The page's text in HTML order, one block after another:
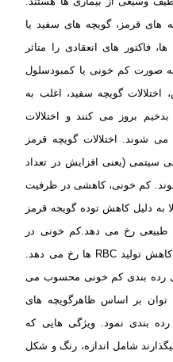
های قرمز، گویچه های سفید یا
فاکتور های انعقادی را متاثر
به صورت کم خونی یا کمبودسلول
گویچه سفید، اغلب به
بروز می کنند و اختلالات
شوند. اختلالات گویچه قرمز
سیتمی (یعنی افزایش در تعداد
کم خونی، کاهشی در ظرفیت
دلیل کاهش توده گویجه قرمز
طبیعی رخ می دهد.کم خونی در
نتیجه خونریزی یا افزایش تخریب با کاهش تولید RBC ها رخ می دهد.
رده بندی کم خونی محسوب می
توان بر اساس ظاهرگویچه های
بندی نمود. ویژگی هایی که
شامل اندازه، رنگ و شکل